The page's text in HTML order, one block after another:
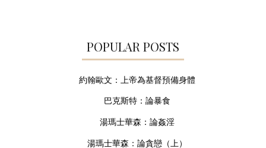
POPULAR POSTS
約翰歐文：上帝為基督預備身體
巴克斯特：論暴食
湯瑪士華森：論姦淫
湯瑪士華森：論貪戀（上）